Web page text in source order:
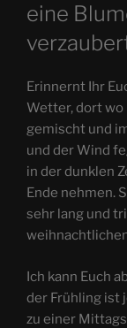
eine
Erinnernt Ihr
Wetter, dort wo
gemischt und
und der Wind
in der dunklen
Ende nehmen.
sehr lang und
Ich kann Euch
der Frühling ist
zu einer